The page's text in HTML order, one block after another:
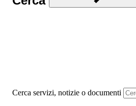
Cerca servizi, notizie o documenti